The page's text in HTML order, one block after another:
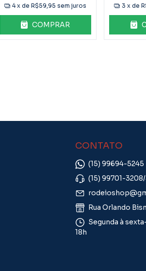
4 x de R$59,95 sem juros
COMPRAR
3 x de
CONTATO
(15) 99694-5245
(15) 99701-3208/
Rua Orlando
Segunda à
18h